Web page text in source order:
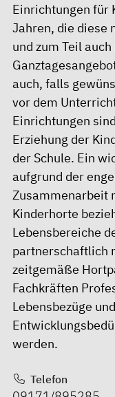
Einrichtungen für
Jahren, die diese
und zum Teil
auch, falls
vor dem
Einrichtungen
Erziehung der
der Schule. Ein
aufgrund der
Zusammenarbeit
Kinderhorte
Lebensbereiche
partnerschaftlich
zeitgemäße
Fachkräften
Lebensbezüge
werden.
Telefon